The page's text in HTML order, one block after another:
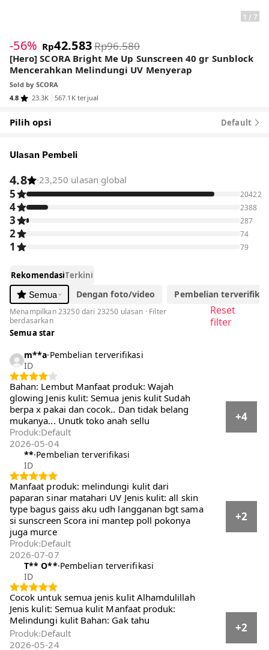
1 / 7
-56% Rp42.583Rp96.580
[Hero] SCORA Bright Me Up Sunscreen 40 gr Sunblock
Mencerahkan Melindungi UV Menyerap
Sold bySCORA
4.8
23.3K 567.1K terjual
Pilih opsi Default
Ulasan Pembeli
4.8 ·23,250 ulasan global
5 20422
4 2388
3 287
2 74
1 79
RekomendasiTerkini
Semua
Dengan foto/video Pembelian terverifikasi
Menampilkan 23250 dari 23250 ulasan · Filter
berdasarkan
Reset
filter
Semua star
m**a·Pembelian terverifikasi
ID
Bahan: Lembut Manfaat produk: Wajah
glowing Jenis kulit: Semua jenis kulit Sudah
berpa x pakai dan cocok.. Dan tidak belang
mukanya... Unutk toko anah sellu
+4
Produk:Default
2026-05-04
**·Pembelian terverifikasi
ID
Manfaat produk: melindungi kulit dari paparan
sinar matahari UV Jenis kulit: all skin type
bagus gaiss aku udh langganan bgt sama si
sunscreen Scora ini mantep poll pokonya juga
murce
+2
Produk:Default
2026-07-07
T** O**️·Pembelian terverifikasi
ID
Cocok untuk semua jenis kulit Alhamdulillah
Jenis kulit: Semua kulit Manfaat produk:
Melindungi kulit Bahan: Gak tahu
+2
Produk:Default
2026-05-24